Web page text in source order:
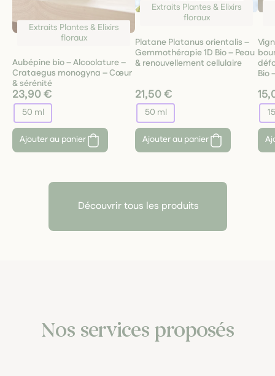
Extraits Plantes & Elixirs
floraux
Aubépine bio – Alcoolature –
Crataegus monogyna – Cœur
& sérénité
23,90 €
50 ml
Ajouter au panier
Extraits Plantes & Elixirs
floraux
Platane Platanus orientalis –
Gemmothérapie 1D Bio – Peau
& renouvellement cellulaire
21,50 €
50 ml
Ajouter au panier
Bio
Découvrir tous les produits
Nos services proposés